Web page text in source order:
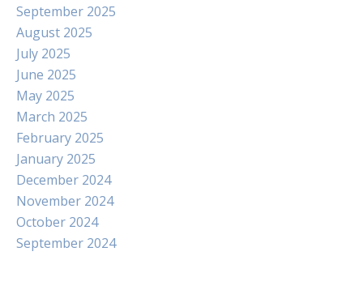
September 2025
August 2025
July 2025
June 2025
May 2025
March 2025
February 2025
January 2025
December 2024
November 2024
October 2024
September 2024